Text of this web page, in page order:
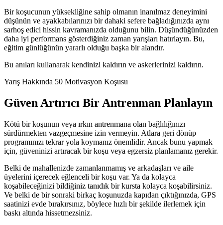
Bir koşucunun yüksekliğine sahip olmanın inanılmaz deneyimini
düşünün ve ayakkabılarınızı bir dahaki sefere bağladığınızda aynı
sarhoş edici hissin kavramanızda olduğunu bilin. Düşündüğünüzden
daha iyi performans gösterdiğiniz zaman yarışları hatırlayın. Bu,
eğitim günlüğünün yararlı olduğu başka bir alandır.
Bu anıları kullanarak kendinizi kaldırın ve askerlerinizi kaldırın.
Yarış Hakkında 50 Motivasyon Koşusu
Güven Artırıcı Bir Antrenman Planlayın
Kötü bir koşunun veya ırkın antrenmana olan bağlılığınızı
sürdürmekten vazgeçmesine izin vermeyin. Atlara geri dönüp
programınızı tekrar yola koymanız önemlidir. Ancak bunu yapmak
için, güveninizi artıracak bir koşu veya egzersiz planlamanız gerekir.
Belki de mahallenizde zamanlanmamış ve arkadaşları ve aile
üyelerini içerecek eğlenceli bir koşu var. Ya da kolayca
koşabileceğinizi bildiğiniz tanıdık bir kursta kolayca koşabilirsiniz.
Ve belki de bir sonraki birkaç koşunuzda kapıdan çıktığınızda, GPS
saatinizi evde bırakırsınız, böylece hızlı bir şekilde ilerlemek için
baskı altında hissetmezsiniz.